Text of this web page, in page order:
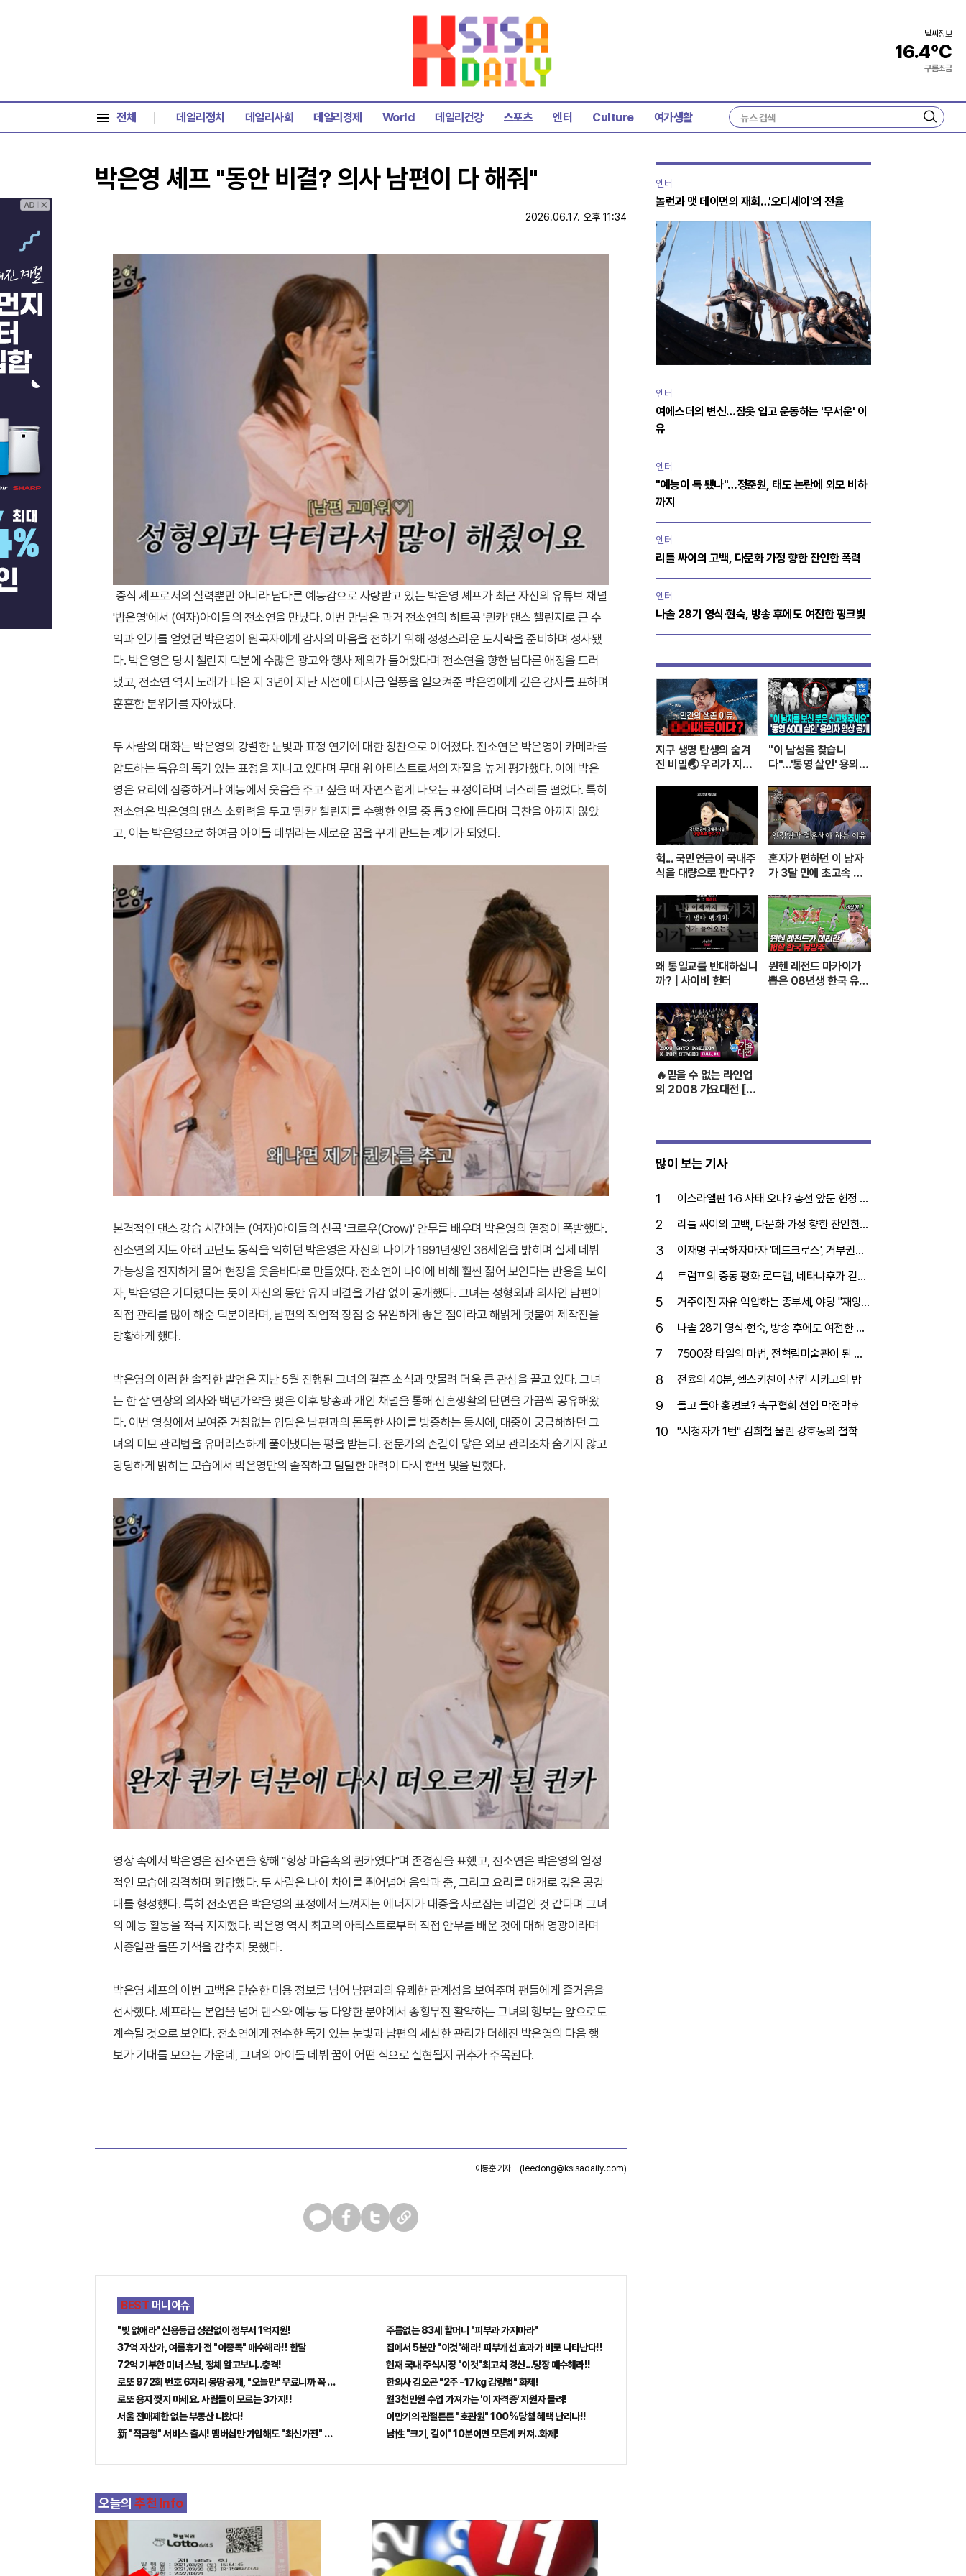
날씨정보
16.4℃
구름조금
검
전체 데일리정치 데일리사회 데일리경제 World 데일리건강 스포츠 엔터 Culture 여가생활
박은영 셰프 "동안 비결? 의사 남편이 다 해줘"
2026.06.17. 오후 11:34
중식 셰프로서의 실력뿐만 아니라 남다른 예능감으로 사랑받고 있는 박은영 셰프가 최근 자신의 유튜브 채널
'밥은영'에서 (여자)아이들의 전소연을 만났다. 이번 만남은 과거 전소연의 히트곡 '퀸카' 댄스 챌린지로 큰 수
익과 인기를 얻었던 박은영이 원곡자에게 감사의 마음을 전하기 위해 정성스러운 도시락을 준비하며 성사됐
다. 박은영은 당시 챌린지 덕분에 수많은 광고와 행사 제의가 들어왔다며 전소연을 향한 남다른 애정을 드러
냈고, 전소연 역시 노래가 나온 지 3년이 지난 시점에 다시금 열풍을 일으켜준 박은영에게 깊은 감사를 표하며
훈훈한 분위기를 자아냈다.
두 사람의 대화는 박은영의 강렬한 눈빛과 표정 연기에 대한 칭찬으로 이어졌다. 전소연은 박은영이 카메라를
압도하는 특유의 독기 있는 표정을 지니고 있다며 무대 위 아티스트로서의 자질을 높게 평가했다. 이에 박은
영은 요리에 집중하거나 예능에서 웃음을 주고 싶을 때 자연스럽게 나오는 표정이라며 너스레를 떨었다. 특히
전소연은 박은영의 댄스 소화력을 두고 '퀸카' 챌린지를 수행한 인물 중 톱3 안에 든다며 극찬을 아끼지 않았
고, 이는 박은영으로 하여금 아이돌 데뷔라는 새로운 꿈을 꾸게 만드는 계기가 되었다.
본격적인 댄스 강습 시간에는 (여자)아이들의 신곡 '크로우(Crow)' 안무를 배우며 박은영의 열정이 폭발했다.
전소연의 지도 아래 고난도 동작을 익히던 박은영은 자신의 나이가 1991년생인 36세임을 밝히며 실제 데뷔
가능성을 진지하게 물어 현장을 웃음바다로 만들었다. 전소연이 나이에 비해 훨씬 젊어 보인다는 반응을 보이
자, 박은영은 기다렸다는 듯이 자신의 동안 유지 비결을 가감 없이 공개했다. 그녀는 성형외과 의사인 남편이
직접 관리를 많이 해준 덕분이라며, 남편의 직업적 장점 중 유일하게 좋은 점이라고 해맑게 덧붙여 제작진을
당황하게 했다.
박은영의 이러한 솔직한 발언은 지난 5월 진행된 그녀의 결혼 소식과 맞물려 더욱 큰 관심을 끌고 있다. 그녀
는 한 살 연상의 의사와 백년가약을 맺은 이후 방송과 개인 채널을 통해 신혼생활의 단면을 가끔씩 공유해왔
다. 이번 영상에서 보여준 거침없는 입담은 남편과의 돈독한 사이를 방증하는 동시에, 대중이 궁금해하던 그
녀의 미모 관리법을 유머러스하게 풀어냈다는 평을 받는다. 전문가의 손길이 닿은 외모 관리조차 숨기지 않고
당당하게 밝히는 모습에서 박은영만의 솔직하고 털털한 매력이 다시 한번 빛을 발했다.
영상 속에서 박은영은 전소연을 향해 "항상 마음속의 퀸카였다"며 존경심을 표했고, 전소연은 박은영의 열정
적인 모습에 감격하며 화답했다. 두 사람은 나이 차이를 뛰어넘어 음악과 춤, 그리고 요리를 매개로 깊은 공감
대를 형성했다. 특히 전소연은 박은영의 표정에서 느껴지는 에너지가 대중을 사로잡는 비결인 것 같다며 그녀
의 예능 활동을 적극 지지했다. 박은영 역시 최고의 아티스트로부터 직접 안무를 배운 것에 대해 영광이라며
시종일관 들뜬 기색을 감추지 못했다.
박은영 셰프의 이번 고백은 단순한 미용 정보를 넘어 남편과의 유쾌한 관계성을 보여주며 팬들에게 즐거움을
선사했다. 셰프라는 본업을 넘어 댄스와 예능 등 다양한 분야에서 종횡무진 활약하는 그녀의 행보는 앞으로도
계속될 것으로 보인다. 전소연에게 전수한 독기 있는 눈빛과 남편의 세심한 관리가 더해진 박은영의 다음 행
보가 기대를 모으는 가운데, 그녀의 아이돌 데뷔 꿈이 어떤 식으로 실현될지 귀추가 주목된다.
이동훈 기자 (leedong@ksisadaily.com)
BEST 머니이슈
"빚 없애라" 신용등급 상관없이 정부서 1억지원!
37억 자산가, 여름휴가 전 "이종목" 매수해라!! 한달
72억 기부한 미녀 스님, 정체 알고보니..충격!
로또 972회 번호 6자리 몽땅 공개, "오늘만" 무료니까 꼭 오늘 확인하세요.
로또 용지 찢지 마세요. 사람들이 모르는 3가지!!
서울 전매제한 없는 부동산 나왔다!
新 "적금형" 서비스 출시! 멤버십만 가입해도 "최신가전" 선착순 100% 무료 경품지원!!
주름없는 83세 할머니 "피부과 가지마라"
집에서 5분만 "이것"해라! 피부개선 효과가 바로 나타난다!!
현재 국내 주식시장 "이것"최고치 경신...당장 매수해라!!
한의사 김오곤 "2주 -17kg 감량법" 화제!
월3천만원 수입 가져가는 '이 자격증' 지원자 몰려!
이만기의 관절튼튼 "호관원" 100%당첨 혜택 난리나!!
남性 "크기, 길이" 10분이면 모든게 커져..화제!
오늘의 추천 Info
엔터
놀런과 맷 데이먼의 재회…'오디세이'의 전율
엔터
여에스더의 변신…잠옷 입고 운동하는 '무서운' 이
유
엔터
"예능이 독 됐나"…정준원, 태도 논란에 외모 비하
까지
엔터
리틀 싸이의 고백, 다문화 가정 향한 잔인한 폭력
엔터
나솔 28기 영식·현숙, 방송 후에도 여전한 핑크빛
지구 생명 탄생의 숨겨
진 비밀🌏 우리가 지구
것 때문? ㅣ이정모 관장
님이 알려주는 쉬운 과
학 이야기💡
"이 남성을 찾습니
다"…'통영 살인' 용의자
(Yonhapnews)
헉... 국민연금이 국내주
식을 대량으로 판다구?
혼자가 편하던 이 남자
가 3달 만에 초고속 결
편지가 있다] EP.1 또또
남편 주찬
왜 통일교를 반대하십니
까? | 사이비 헌터
뮌헨 레전드 마카이가
뽑은 08년생 한국 유망
🔥믿을 수 없는 라인업
의 2008 가요대전 [F
많이 보는 기사
1
이스라엘판 1·6 사태 오나? 총선 앞둔 헌정 위
2
리틀 싸이의 고백, 다문화 가정 향한 잔인한
3
이재명 귀국하자마자 '데드크로스', 거부권이
4
트럼프의 중동 평화 로드맵, 네타냐후가 걷어
5
거주이전 자유 억압하는 종부세, 야당 "재앙
6
나솔 28기 영식·현숙, 방송 후에도 여전한 핑
7
7500장 타일의 마법, 전혁림미술관이 된 생
8 전율의 40분, 헬스키친이 삼킨 시카고의 밤
9 돌고 돌아 홍명보? 축구협회 선임 막전막후
10 "시청자가 1번" 김희철 울린 강호동의 철학